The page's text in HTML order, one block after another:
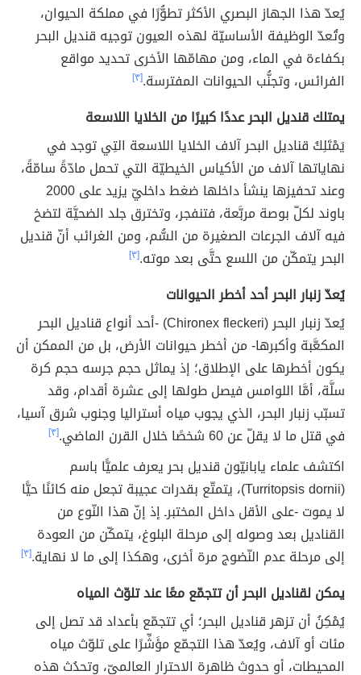
يُعدّ هذا الجهاز البصري الأكثر تطوُّرًا في مملكة الحيوان،
وتُعدّ الوظيفة الأساسيّة لهذه العيون توجيه قنديل البحر
بكفاءة في الماء، ومن مهامّها الأخرى تحديد مواقع
الفرائس، وتجنُّب الحيوانات المفترسة.[٣]
يمتلك قنديل البحر عددًا كبيرًا من الخلايا اللاسعة
يَمْتَلِكُ قناديل البحر آلاف الخلايا اللاسعة التِي توجد في
نهاياتها آلاف من الأكياس الخيطيّة التي تحمل مادّةً سامّةً،
وعند تحفيزها ينشأ داخلها ضغط داخليّ يزيد على 2000
باوند لكلّ بوصة مربَّعة، فتنفجر، وتخترق جلد الضحيَّة لتضخ
فيه آلاف الجرعات الصغيرة من السُّم، ومن الغرائب أنّ قنديل
البحر يتمكّن من اللسع حتَّى بعد موته.[٣]
يُعدّ زنبار البحر أحد أخطر الحيوانات
يُعدّ زنبار البحر (Chironex fleckeri) -أحد أنواع قناديل البحر
المكعَّبة وأكبرها- من أخطر حيوانات الأرض، بل من الممكن أن
يكون أخطرها على الإطلاق؛ إذ يماثل حجم جرسه حجم كرة
سلَّة، أمَّا اللوامس فيصل طولها إلى عشرة أقدام، وقد
تسبّب زنبار البحر، الذي يجوب مياه أستراليا وجنوب شرق آسيا،
في قتل ما لا يقلّ عن 60 شخصًا خلال القرن الماضي.
[٣]
اكتشف علماء يابانيّون قنديل بحر يعرف علميًّا باسم
(Turritopsis dornii)، يتمتّع بقدرات عجيبة تجعل منه كائنًا حيًّا
لا يموت -على الأقل داخل المختبرـ إذ إنّ هذا النّوع من
القناديل بعد وصوله إلى مرحلة البلوغ، يتمكّن من العودة
إلى مرحلة عدم النّضوج مرة أخرى، وهكذا إلى ما لا نهاية.[٣]
يمكن لقناديل البحر أن تتجمّع معًا عند تلوّث المياه
يُمْكِنُ أن تزهر قناديل البحر؛ أي تتجمّع بأعداد قد تصل إلى
مئات أو آلاف، ويُعدّ هذا التجمّع مؤَشِّرًا على تلوّث مياه
المحيطات، أو حدوث ظاهرة الاحترار العالميّ، وتحدُث هذه